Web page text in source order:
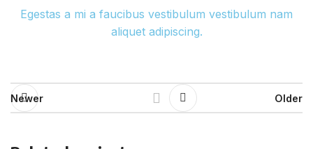
Egestas a mi a faucibus vestibulum vestibulum nam
aliquet adipiscing.
Newer Older